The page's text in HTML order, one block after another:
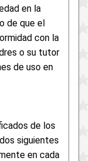
en la
de que el
con la
o su tutor
de uso en
de los
siguientes
en cada